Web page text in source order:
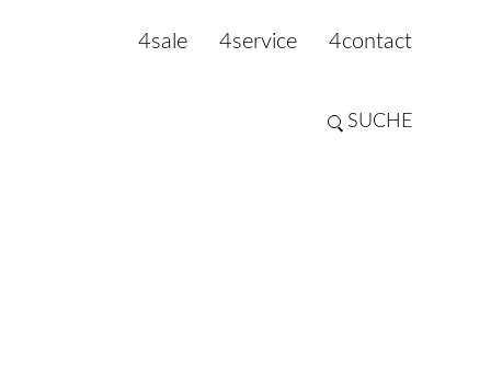
4sale 4service 4contact
SUCHE